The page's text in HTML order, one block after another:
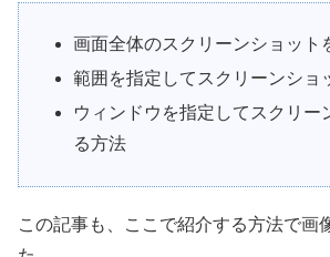
画面全体のスクリーンショット
範囲を指定してスクリーンショ
ウィンドウを指定してスクリー
る方法
この記事も、ここで紹介する方法で画